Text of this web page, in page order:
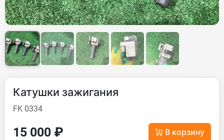
Катушки зажигания
FK 0334
15 000 ₽ В корзину